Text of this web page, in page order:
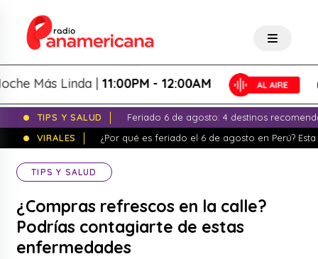
Más Linda |11:00PM - 12:00AM
TIPS Y SALUD
Feriado 6 de agosto: 4 destinos
VIRALES
¿Por qué es feriado el 6 de agosto en Perú?
TIPS Y SALUD
¿Compras refrescos en la calle?
Podrías contagiarte de estas
enfermedades